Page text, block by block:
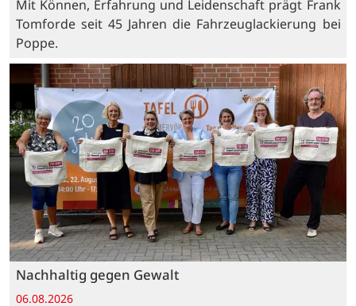
Mit Können, Erfahrung und Leidenschaft prägt Frank
Tomforde seit 45 Jahren die Fahrzeuglackierung bei
Poppe.
Nachhaltig gegen Gewalt
06.08.2026